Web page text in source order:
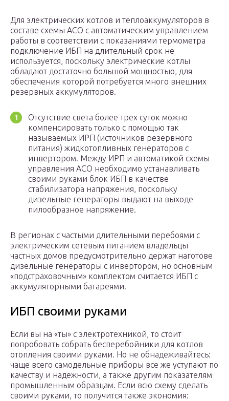
Для электрических котлов и теплоаккумуляторов в
составе схемы АСО с автоматическим управлением
работы в соответствии с показаниями термометра
подключение ИБП на длительный срок не
используется, поскольку электрические котлы
обладают достаточно большой мощностью, для
обеспечения которой потребуется много внешних
резервных аккумуляторов.
Отсутствие света более трех суток можно
компенсировать только с помощью так
называемых ИРП (источников резервного
питания) жидкотопливных генераторов с
инвертором. Между ИРП и автоматикой схемы
управления АСО необходимо устанавливать
своими руками блок ИБП в качестве
стабилизатора напряжения, поскольку
дизельные генераторы выдают на выходе
пилообразное напряжение.
В регионах с частыми длительными перебоями с
электрическим сетевым питанием владельцы
частных домов предусмотрительно держат наготове
дизельные генераторы с инвертором, но основным
«подстраховочным» комплектом считается ИБП с
аккумуляторными батареями.
ИБП своими руками
Если вы на «ты» с электротехникой, то стоит
попробовать собрать бесперебойники для котлов
отопления своими руками. Но не обнадеживайтесь:
чаще всего самодельные приборы все же уступают по
качеству и надежности, а также другим показателям
промышленным образцам. Если всю схему сделать
своими руками, то получится также экономия: